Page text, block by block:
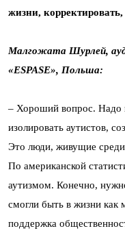
жизни,
Малгожата Шурлей,
«ESPASE», Польша:
– Хороший вопрос. Надо
изолировать аутистов,
Это люди, живущие
По американской
аутизмом. Конечно,
смогли быть в жизни
поддержка